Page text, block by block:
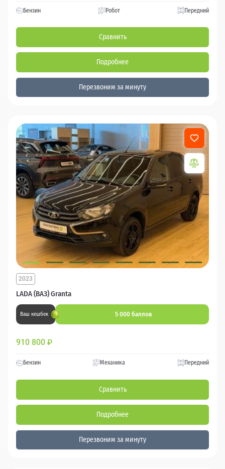
Бензин Робот Передний
Сравнить
Подробнее
Перезвоним за минуту
LADA (ВАЗ) Granta
2023
Ваш кешбек 5 000 баллов
910 800 ₽
Бензин Механика Передний
Сравнить
Подробнее
Перезвоним за минуту